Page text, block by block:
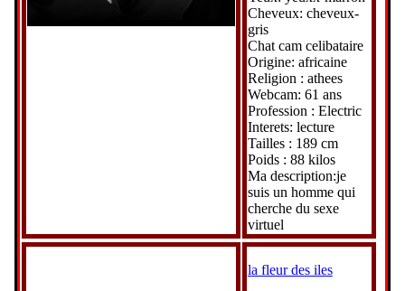
Cheveux: cheveux-
gris
Chat cam celibataire
Origine: africaine
Religion : athees
Webcam: 61 ans
Profession : Electric
Interets: lecture
Tailles : 189 cm
Poids : 88 kilos
Ma description:je
suis un homme qui
cherche du sexe
virtuel
la fleur des iles